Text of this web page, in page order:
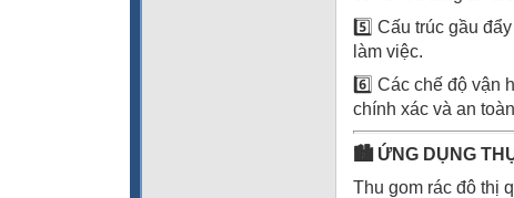
5️⃣ Cấu trúc gầu
làm việc.
6️⃣ Các chế độ vận
chính xác và an
🏙 ỨNG DỤNG
Thu gom rác đô thị